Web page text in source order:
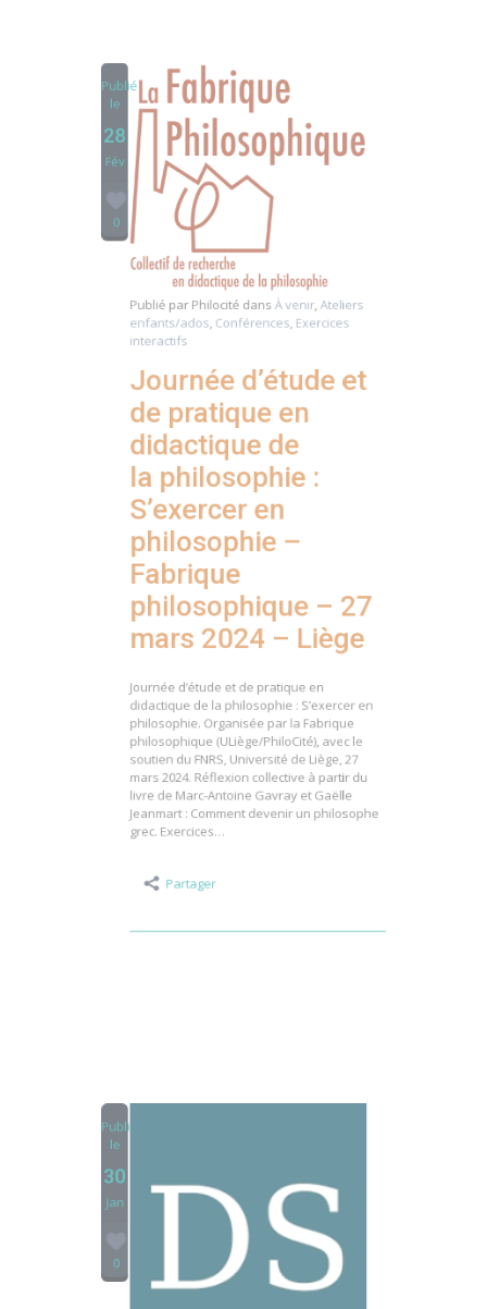
28
Publié parPhilocité dans À venir
enfants/ados,Conférences,Exercices
interactifs
Journée d’étude et
de pratique en
didactique de
la philosophie :
S’exercer en
philosophie –
Fabrique
philosophique – 27
mars 2024 – Liège
Journée d’étude et de pratique en
didactique de la philosophie : S’exercer en
philosophie. Organisée par la Fabrique
philosophique (ULiège/PhiloCité), avec le
soutien du FNRS, Université de Liège, 27
mars 2024. Réflexion collective à partir du
livre de Marc-Antoine Gavray et Gaëlle
grec. Exercices…
Partager
30